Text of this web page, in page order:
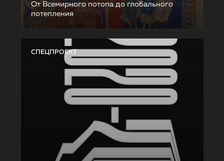
От Всемирного потопа до глобального
потепления
СПЕЦПРОЕКТ